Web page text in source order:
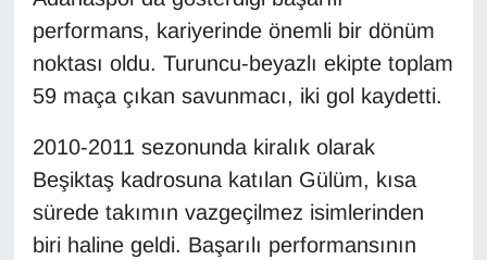
performans, kariyerinde önemli bir dönüm
noktası oldu. Turuncu-beyazlı ekipte toplam
59 maça çıkan savunmacı, iki gol kaydetti.
2010-2011 sezonunda kiralık olarak
Beşiktaş kadrosuna katılan Gülüm, kısa
sürede takımın vazgeçilmez isimlerinden
biri haline geldi. Başarılı performansının
KURDÎ
MAGAZİN
MEDYA
ONE EKONOMİ